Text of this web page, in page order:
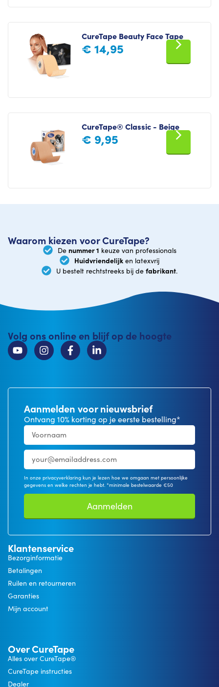
CureTape Beauty Face Tape
€ 14,95
CureTape® Classic - Beige
€ 9,95
Waarom kiezen voor CureTape?
De nummer 1 keuze van professionals
Huidvriendelijk en latexvrij
U bestelt rechtstreeks bij de fabrikant.
Volg ons online en blijf op de hoogte
Aanmelden voor nieuwsbrief
Ontvang 10% korting op je eerste bestelling*
In onze privacyverklaring kun je lezen hoe we omgaan met persoonlijke
gegevens en welke rechten je hebt. *minimale bestelwaarde €50
Aanmelden
Klantenservice
Bezorginformatie
Betalingen
Ruilen en retourneren
Garanties
Mijn account
Over CureTape
Alles over CureTape®
CureTape instructies
Dealer